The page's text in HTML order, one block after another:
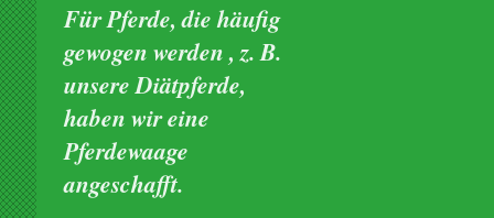
Für Pferde, die häufig
gewogen werden , z. B.
unsere Diätpferde,
haben wir eine
Pferdewaage
angeschafft.